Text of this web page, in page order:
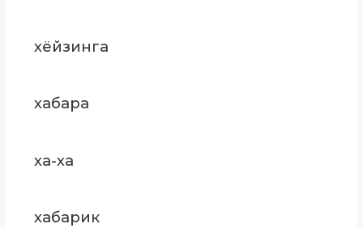
хёйзинга
хабара
ха-ха
хабарик